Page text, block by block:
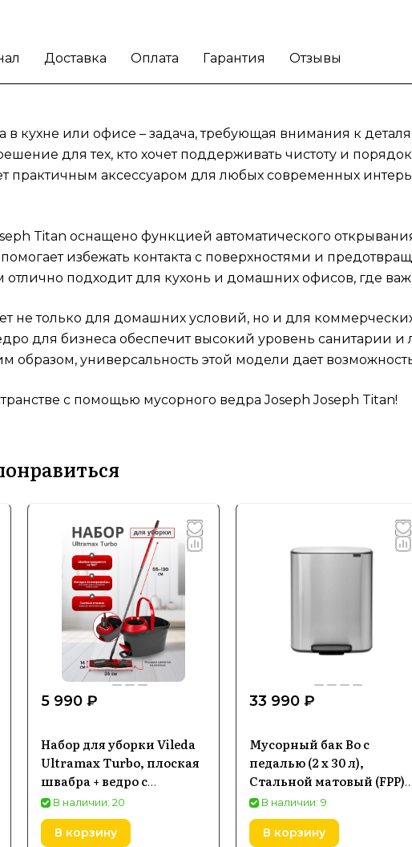
общественных местах.
с помощью мусорного
Titan!
Доставка Оплата Гарантия Отзывы
в кухне или офисе – задача, требующая внимания к
для тех, кто хочет поддерживать чистоту и
практичным аксессуаром для любых современных
Titan оснащено функцией автоматического
избежать контакта с поверхностями и
подходит для кухонь и домашних офисов, где
не только для домашних условий, но и для
для бизнеса обеспечит высокий уровень санитарии и
образом, универсальность этой модели дает
с помощью мусорного ведра Joseph Joseph Titan!
5 990 ₽
Набор для уборки Vileda
Ultramax Turbo, плоская
швабра + ведро с
отжимом-центрифуга
В наличии: 20
В корзину
33 990 ₽
Мусорный бак Bo с
педалью (2 x 30 л),
Стальной матовый (FPP)
Brabantia
В наличии: 9
В корзину